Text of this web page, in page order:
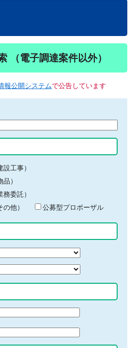
（電子調達案件以外）
報公開システムで公告しています
工事）
）
委託）
他）
公募型プロポーザル